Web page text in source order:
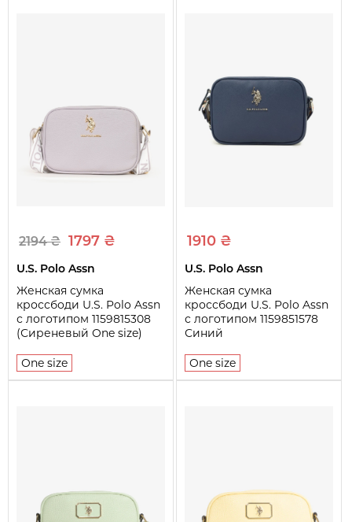
Молния
Отделка и украшения
Логотип бренда
Карманы
Ручки
2194 ₴ 1797 ₴
U.S. Polo Assn
Женская сумка
кроссбоди U.S. Polo Assn
с логотипом 1159815308
(Сиреневый One size)
One size
1910 ₴
U.S. Polo Assn
Женская сумка
кроссбоди U.S. Polo Assn
с логотипом 1159851578
Синий
One size